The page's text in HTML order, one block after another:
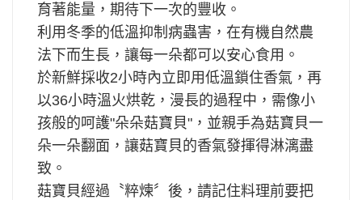
育著能量，期待下一次的豐收。
利用冬季的低溫抑制病蟲害，在有機自然農
法下而生長，讓每一朵都可以安心食用。
於新鮮採收2小時內立即用低溫鎖住香氣，再
以36小時溫火烘乾，漫長的過程中，需像小
孩般的呵護"朵朵菇寶貝"，並親手為菇寶貝一
朵一朵翻面，讓菇寶貝的香氣發揮得淋漓盡
致。
菇寶貝經過〝粹煉〞後，請記住料理前要把